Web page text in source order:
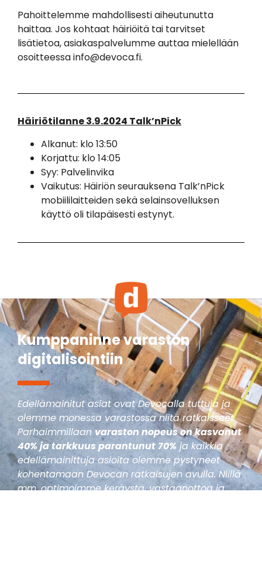
Pahoittelemme mahdollisesti aiheutunutta
haittaa. Jos kohtaat häiriöitä tai tarvitset
lisätietoa, asiakaspalvelumme auttaa mielellään
osoitteessa info@devoca.fi.
Häiriötilanne 3.9.2024 Talk’nPick
Alkanut: klo 13:50
Korjattu: klo 14:05
Syy: Palvelinvika
Vaikutus: Häiriön seurauksena Talk’nPick
mobiililaitteiden sekä selainsovelluksen
käyttö oli tilapäisesti estynyt.
Kumppaninne varaston
digitalisointiin
Edellämainitut asiat ovat Devocalla tuttuja ja
olemme monessa varastossa niitä ratkaisseet.
Parhaimmillaanvaraston nopeus on kasvanut
40% ja tarkkuus parantunut 70% ja kaikkia
edellämainittuja asioita olemme pystyneet
kohentamaan Devocan ratkaisujen avulla. Niillä
mm. optimoimme keräystä, vastaanottoa ja